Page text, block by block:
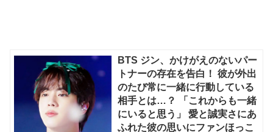
BTS ジン、かけがえのないパー
トナーの存在を告白！ 彼が外出
のたび常に一緒に行動している
相手とは…？ 「これからも一緒
にいると思う」 愛と誠実さにあ
ふれた彼の思いにファンほっこ